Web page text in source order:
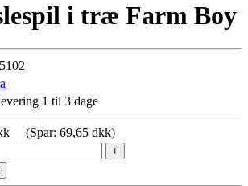
i træ Farm Boy
1 til 3 dage
(Spar: 69,65 dkk)
+